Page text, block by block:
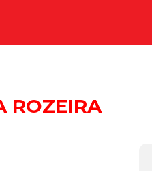
ROZEIRA